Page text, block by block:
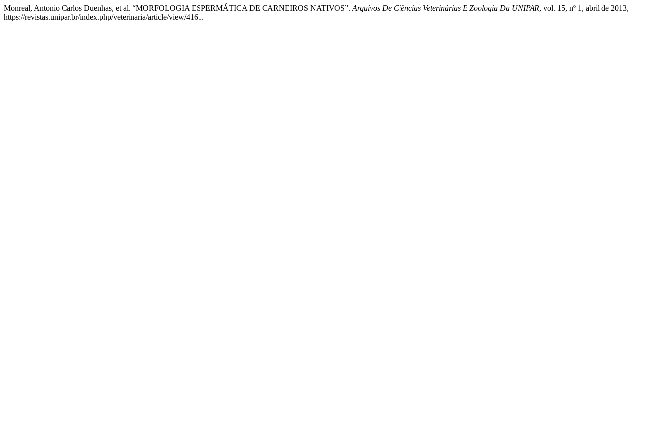
Monreal, Antonio Carlos Duenhas, et al. “MORFOLOGIA ESPERMÁTICA DE CARNEIROS NATIVOS”. Arquivos De Ciências Veterinárias E Zoologia Da UNIPAR, vol. 15, nº 1, abril de 2013,
https://revistas.unipar.br/index.php/veterinaria/article/view/4161.